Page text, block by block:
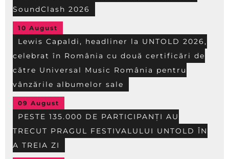
SoundClash 2026
10 August
Lewis Capaldi, headliner la UNTOLD 2026,
celebrat în România cu două certificări de
către Universal Music România pentru
vânzările albumelor sale
09 August
PESTE 135.000 DE PARTICIPANȚI AU
TRECUT PRAGUL FESTIVALULUI UNTOLD ÎN
A TREIA ZI